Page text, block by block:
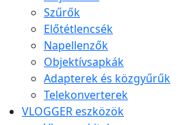
Szűrők
Előtétlencsék
Napellenzők
Objektívsapkák
Adapterek és közgyűrűk
Telekonverterek
VLOGGER eszközök